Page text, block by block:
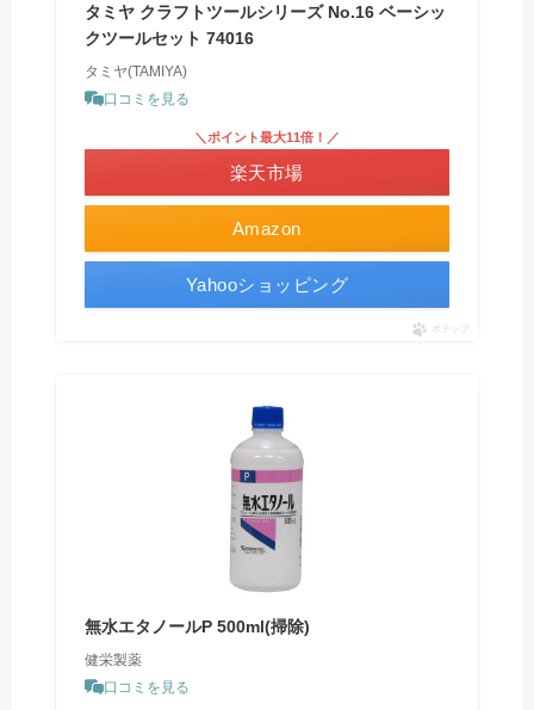
タミヤ クラフトツールシリーズ No.16 ベーシッ
クツールセット 74016
タミヤ(TAMIYA)
口コミを見る
Amazon
＼ポイント最大11倍！／
楽天市場
Yahooショッピング
ポチップ
無水エタノールP 500ml(掃除)
健栄製薬
口コミを見る